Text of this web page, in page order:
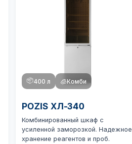
📦400 л 🧊Комби
POZIS ХЛ-340
Комбинированный шкаф с
усиленной заморозкой. Надежное
хранение реагентов и проб.